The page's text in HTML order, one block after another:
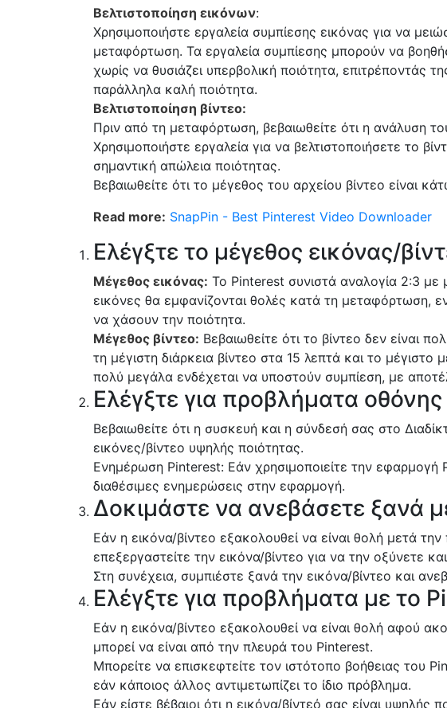
Βελτιστοποίηση εικόνων:
Χρησιμοποιήστε εργαλεία συμπίεσης εικόνας για να
μεταφόρτωση. Τα εργαλεία συμπίεσης μπορούν να
χωρίς να θυσιάζει υπερβολική ποιότητα, επιτρέποντάς
παράλληλα καλή ποιότητα.
Βελτιστοποίηση βίντεο:
Πριν από τη μεταφόρτωση, βεβαιωθείτε ότι η ανάλυση
Χρησιμοποιήστε εργαλεία για να βελτιστοποιήσετε το
σημαντική απώλεια ποιότητας.
Βεβαιωθείτε ότι το μέγεθος του αρχείου βίντεο είναι
Read more: SnapPin - Best Pinterest Video Downloader
Ελέγξτε το μέγεθος εικόνας/
Μέγεθος εικόνας: Το Pinterest συνιστά αναλογία 2:3 με
εικόνες θα εμφανίζονται θολές κατά τη μεταφόρτωση,
να χάσουν την ποιότητα.
Μέγεθος βίντεο: Βεβαιωθείτε ότι το βίντεο δεν είναι
τη μέγιστη διάρκεια βίντεο στα 15 λεπτά και το
πολύ μεγάλα ενδέχεται να υποστούν συμπίεση, με
Ελέγξτε για προβλήματα
Βεβαιωθείτε ότι η συσκευή και η σύνδεσή σας στο
εικόνες/βίντεο υψηλής ποιότητας.
Ενημέρωση Pinterest: Εάν χρησιμοποιείτε την
διαθέσιμες ενημερώσεις στην εφαρμογή.
Δοκιμάστε να ανεβάσετε ξανά
Εάν η εικόνα/βίντεο εξακολουθεί να είναι θολή μετά
επεξεργαστείτε την εικόνα/βίντεο για να την οξύνετε
Στη συνέχεια, συμπιέστε ξανά την εικόνα/βίντεο και
Ελέγξτε για προβλήματα με το
Εάν η εικόνα/βίντεο εξακολουθεί να είναι θολή αφού
μπορεί να είναι από την πλευρά του Pinterest.
Μπορείτε να επισκεφτείτε τον ιστότοπο βοήθειας του
εάν κάποιος άλλος αντιμετωπίζει το ίδιο πρόβλημα.
Εάν είστε βέβαιοι ότι η εικόνα/βίντεό σας είναι